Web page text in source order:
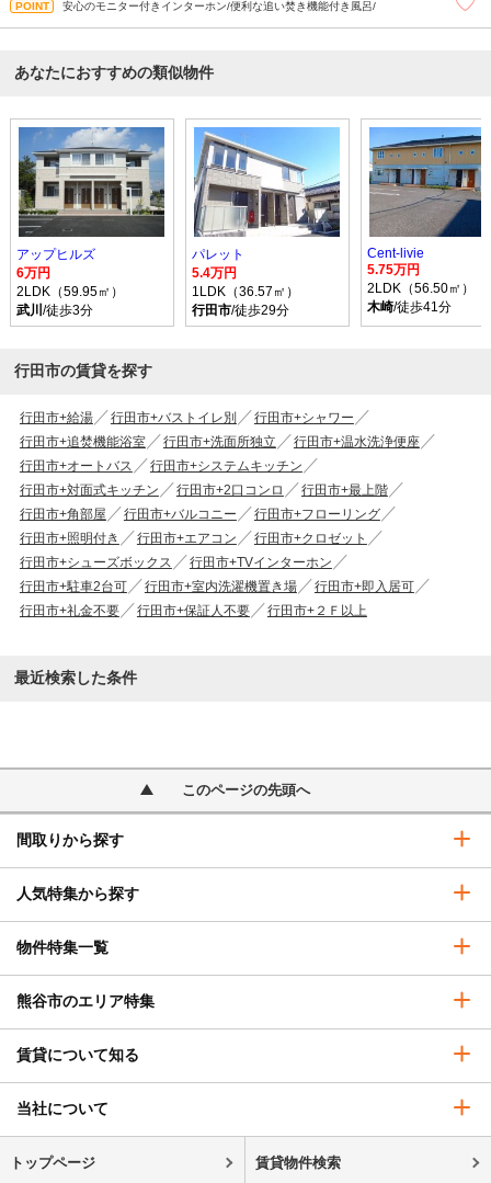
安心のモニター付きインターホン/便利な追い焚き機能付き風呂/
あなたにおすすめの類似物件
アップヒルズ
6万円
2LDK（59.95㎡）
武川 /徒歩3分
パレット
5.4万円
1LDK（36.57㎡）
行田市/徒歩29分
Cent-livie
5.75万円
2LDK（56.50㎡）
木崎/徒歩41分
行田市の賃貸を探す
行田市+給湯 行田市+バストイレ別
行田市+シャワー
行田市+追焚機能浴室
行田市+洗面所独立
行田市+温水洗浄便座
行田市+オートバス
行田市+システムキッチン
行田市+対面式キッチン
行田市+2口コンロ
行田市+最上階
行田市+角部屋
行田市+バルコニー
行田市+フローリング
行田市+照明付き
行田市+エアコン
行田市+クロゼット
行田市+シューズボックス
行田市+TVインターホン
行田市+駐車2台可
行田市+室内洗濯機置き場
行田市+即入居可
行田市+礼金不要
行田市+保証人不要 行田市+２Ｆ以上
最近検索した条件
このページの先頭へ
間取りから探す
人気特集から探す
物件特集一覧
熊谷市のエリア特集
賃貸について知る
当社について
トップページ 賃貸物件検索